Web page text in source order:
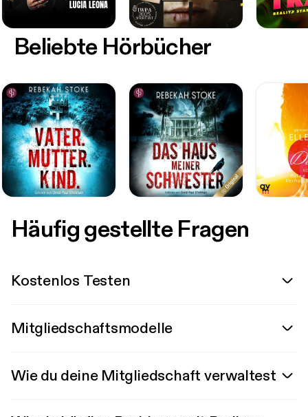
Beliebte Hörbücher
Häufig gestellte Fragen
Kostenlos Testen
Mitgliedschaftsmodelle
Wie du deine Mitgliedschaft verwaltest